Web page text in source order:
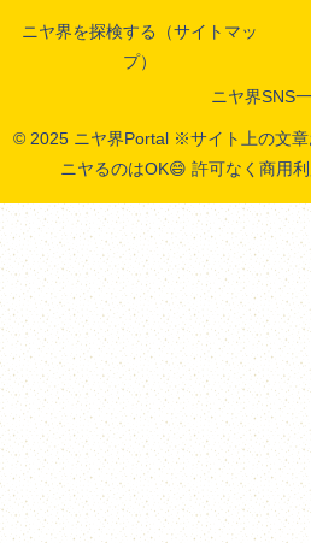
ニヤ界を探検する（サイトマッ
プ）
ニヤ界SNS
© 2025 ニヤ界Portal ※サイト上の文
ニヤるのはOK😄 許可なく商用